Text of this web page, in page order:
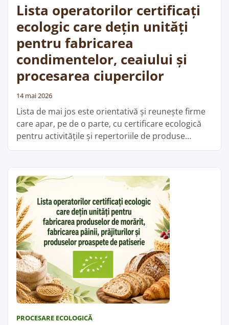
răcoritoare,
cidru/vin
din
fructe,
băuturi
fermentate
și
Lista operatorilor certificați
ecologic care dețin unități
pentru fabricarea
condimentelor, ceaiului și
procesarea ciupercilor
14 mai 2026
Lista de mai jos este orientativă și reunește firme
care apar, pe de o parte, cu certificare ecologică
pentru activitățile și repertoriile de produse
categoriile fabricarea condimentelor, prelucrarea
ceaiului și producția, procesarea și
comercializarea …Cite;te mai departe„Lista
operatorilor
certificați
ecologic
care
dețin
unități
pentru
fabricarea
PROCESARE ECOLOGICĂ